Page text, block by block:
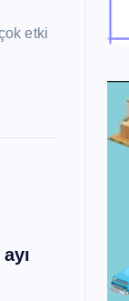
etki